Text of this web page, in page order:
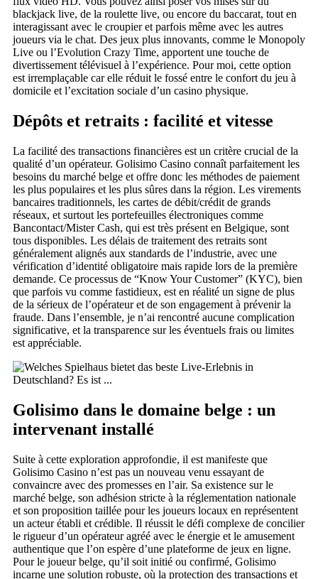
blackjack live, de la roulette live, ou encore du baccarat, tout en
interagissant avec le croupier et parfois même avec les autres
joueurs via le chat. Des jeux plus innovants, comme le Monopoly
Live ou l’Evolution Crazy Time, apportent une touche de
divertissement télévisuel à l’expérience. Pour moi, cette option
est irremplaçable car elle réduit le fossé entre le confort du jeu à
domicile et l’excitation sociale d’un casino physique.
Dépôts et retraits : facilité et vitesse
La facilité des transactions financières est un critère crucial de la
qualité d’un opérateur. Golisimo Casino connaît parfaitement les
besoins du marché belge et offre donc les méthodes de paiement
les plus populaires et les plus sûres dans la région. Les virements
bancaires traditionnels, les cartes de débit/crédit de grands
réseaux, et surtout les portefeuilles électroniques comme
Bancontact/Mister Cash, qui est très présent en Belgique, sont
tous disponibles. Les délais de traitement des retraits sont
généralement alignés aux standards de l’industrie, avec une
vérification d’identité obligatoire mais rapide lors de la première
demande. Ce processus de “Know Your Customer” (KYC), bien
que parfois vu comme fastidieux, est en réalité un signe de plus
de la sérieux de l’opérateur et de son engagement à prévenir la
fraude. Dans l’ensemble, je n’ai rencontré aucune complication
significative, et la transparence sur les éventuels frais ou limites
est appréciable.
Golisimo dans le domaine belge : un
intervenant installé
Suite à cette exploration approfondie, il est manifeste que
Golisimo Casino n’est pas un nouveau venu essayant de
convaincre avec des promesses en l’air. Sa existence sur le
marché belge, son adhésion stricte à la réglementation nationale
et son proposition taillée pour les joueurs locaux en représentent
un acteur établi et crédible. Il réussit le défi complexe de concilier
le rigueur d’un opérateur agréé avec le énergie et le amusement
authentique que l’on espère d’une plateforme de jeux en ligne.
Pour le joueur belge, qu’il soit initié ou confirmé, Golisimo
incarne une solution robuste, où la protection des transactions et